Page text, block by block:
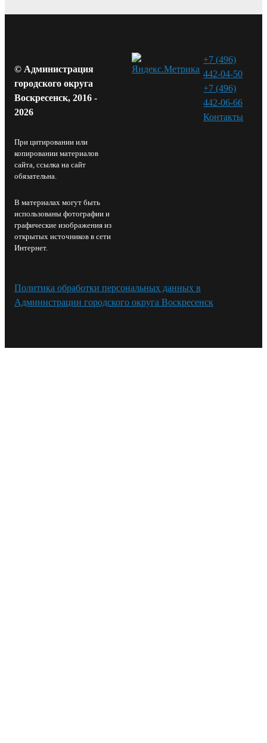
© Администрация
городского округа
Воскресенск, 2016 -
2026
При цитировании или
копировании материалов
сайта, ссылка на сайт
обязательна.
В материалах могут быть
использованы фотографии и
графические изображения из
открытых источников в сети
Интернет.
+7 (496)
442-04-50
+7 (496)
442-06-66
Контакты⁠
Политика обработки персональных данных в
Администрации городского округа Воскресенск